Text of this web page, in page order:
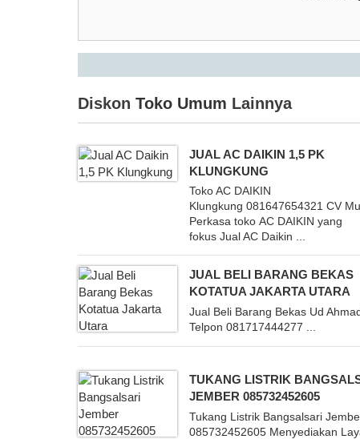
Diskon Toko Umum Lainnya
JUAL AC DAIKIN 1,5 PK
KLUNGKUNG
Toko AC DAIKIN
Klungkung 081647654321 CV
Perkasa toko AC DAIKIN yang
fokus Jual AC Daikin ...
JUAL BELI BARANG BEKAS
KOTATUA JAKARTA UTARA
Jual Beli Barang Bekas Ud
Telpon 081717444277 ...
TUKANG LISTRIK
JEMBER 085732452605
Tukang Listrik Bangsalsari
085732452605 Menyediakan